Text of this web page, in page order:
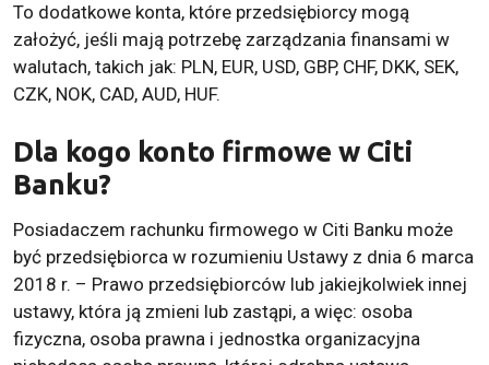
To dodatkowe konta, które przedsiębiorcy mogą
założyć, jeśli mają potrzebę zarządzania finansami w
walutach, takich jak: PLN, EUR, USD, GBP, CHF, DKK, SEK,
CZK, NOK, CAD, AUD, HUF.
Dla kogo konto firmowe w Citi
Banku?
Posiadaczem rachunku firmowego w Citi Banku może
być przedsiębiorca w rozumieniu Ustawy z dnia 6 marca
2018 r. – Prawo przedsiębiorców lub jakiejkolwiek innej
ustawy, która ją zmieni lub zastąpi, a więc: osoba
fizyczna, osoba prawna i jednostka organizacyjna